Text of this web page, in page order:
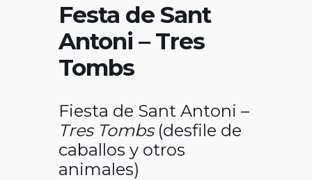
Festa de Sant
Antoni – Tres
Tombs
Fiesta de Sant Antoni –
Tres Tombs (desfile de
caballos y otros
animales)